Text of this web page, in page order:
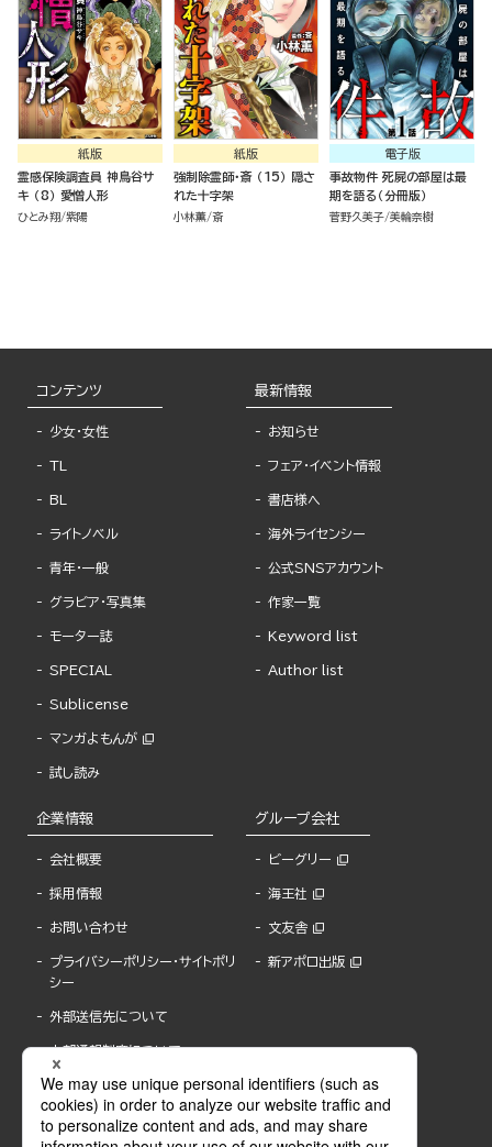
紙版
霊感保険調査員 神鳥谷サ
キ （8） 愛憎人形
ひとみ翔 紫陽
紙版
強制除霊師・斎 （15） 隠さ
れた十字架
小林薫 斎
電子版
事故物件 死屍の部屋は最
期を語る（分冊版）
菅野久美子 美輪奈樹
コンテンツ
少女・女性
TL
BL
ライトノベル
青年・一般
グラビア・写真集
モーター誌
SPECIAL
Sublicense
マンガよもんが
試し読み
最新情報
お知らせ
フェア・イベント情報
書店様へ
海外ライセンシー
公式SNSアカウント
作家一覧
Keyword list
Author list
企業情報
会社概要
採用情報
お問い合わせ
プライバシーポリシー・サイトポリ
シー
外部送信先について
内部通報制度について
グループ会社
ビーグリー
海王社
文友舎
新アポロ出版